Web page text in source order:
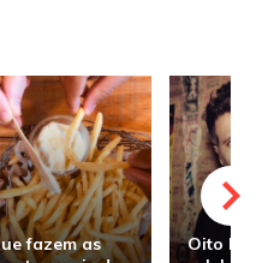
fazem as
Oito